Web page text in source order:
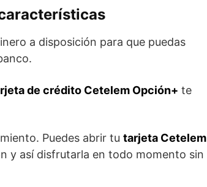
a disposición para que puedas
de crédito Cetelem Opción+ te
Puedes abrir tu tarjeta Cetelem
y así disfrutarla en todo momento sin